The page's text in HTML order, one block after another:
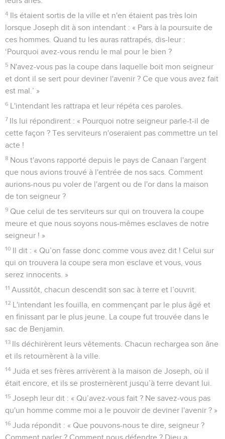
4 Ils étaient sortis de la ville et n'en étaient pas très loin
lorsque Joseph dit à son intendant : « Pars à la poursuite de
ces hommes. Quand tu les auras rattrapés, dis-leur :
‘Pourquoi avez-vous rendu le mal pour le bien ?
5 N'avez-vous pas la coupe dans laquelle boit mon seigneur
et dont il se sert pour deviner l'avenir ? Ce que vous avez fait
est mal.’ »
6 L'intendant les rattrapa et leur répéta ces paroles.
7 Ils lui répondirent : « Pourquoi notre seigneur parle-t-il de
cette façon ? Tes serviteurs n'oseraient pas commettre un tel
acte !
8 Nous t'avons rapporté depuis le pays de Canaan l'argent
que nous avions trouvé à l'entrée de nos sacs. Comment
aurions-nous pu voler de l'argent ou de l'or dans la maison
de ton seigneur ?
9 Que celui de tes serviteurs sur qui on trouvera la coupe
meure et que nous soyons nous-mêmes esclaves de notre
seigneur ! »
10 Il dit : « Qu’on fasse donc comme vous avez dit ! Celui sur
qui on trouvera la coupe sera mon esclave et vous, vous
serez innocents. »
11 Aussitôt, chacun descendit son sac à terre et l’ouvrit.
12 L'intendant les fouilla, en commençant par le plus âgé et
en finissant par le plus jeune. La coupe fut trouvée dans le
sac de Benjamin.
13 Ils déchirèrent leurs vêtements. Chacun rechargea son âne
et ils retournèrent à la ville.
14 Juda et ses frères arrivèrent à la maison de Joseph, où il
était encore, et ils se prosternèrent jusqu’à terre devant lui.
15 Joseph leur dit : « Qu’avez-vous fait ? Ne savez-vous pas
qu'un homme comme moi a le pouvoir de deviner l'avenir ? »
16 Juda répondit : « Que pouvons-nous te dire, seigneur ?
Comment parler ? Comment nous défendre ? Dieu a